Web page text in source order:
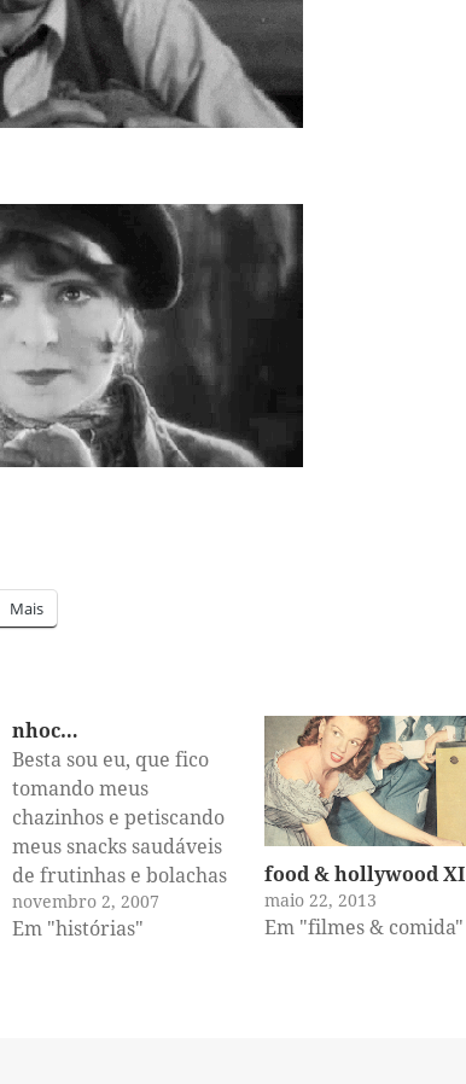
Mais
nhoc…
Besta sou eu, que fico
tomando meus
chazinhos e petiscando
meus snacks saudáveis
de frutinhas e bolachas
integrais, enquanto
meus colegas sorvem
novembro 2, 2007
Em "histórias"
food & hollywood XI
maio 22, 2013
Em "filmes & comida"